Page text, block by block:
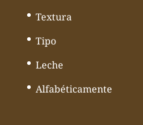
Textura
Tipo
Leche
Alfabéticamente